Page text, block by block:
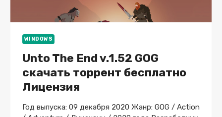
WINDOWS
Unto The End v.1.52 GOG
скачать торрент бесплатно
Лицензия
Год выпуска: 09 декабря 2020 Жанр: GOG / Action